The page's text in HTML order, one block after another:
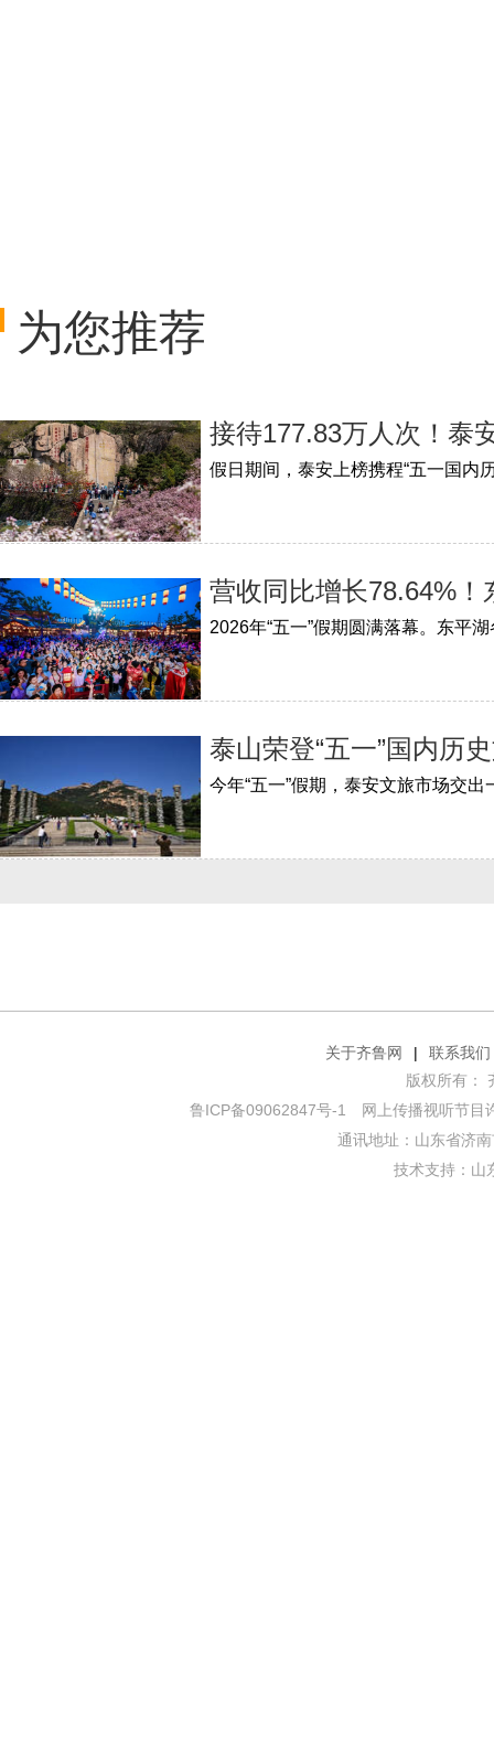
为您推荐
接待177.83万人次！泰
假日期间，泰安上榜携程“五一国内
营收同比增长78.64%
泰山荣登“五一”国内历
关于齐鲁网 |
联系我们
版权所有：
鲁ICP备09062847号-1
网上传播视听节目
通讯地址：山东省济
技术支持： 山